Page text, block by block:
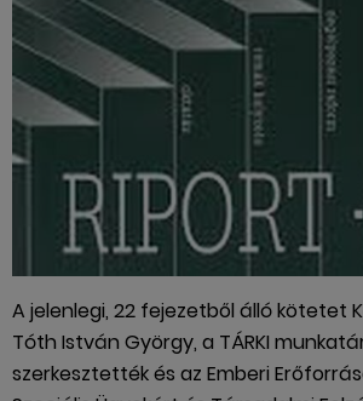
A jelenlegi, 22 fejezetből álló kötetet
Tóth István György, a TÁRKI
szerkesztették és az Emberi